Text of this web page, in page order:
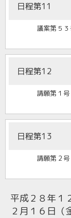
日程第11
議案第５
日程第12
請願第１
日程第13
請願第２
平成２８年１
２月１６日